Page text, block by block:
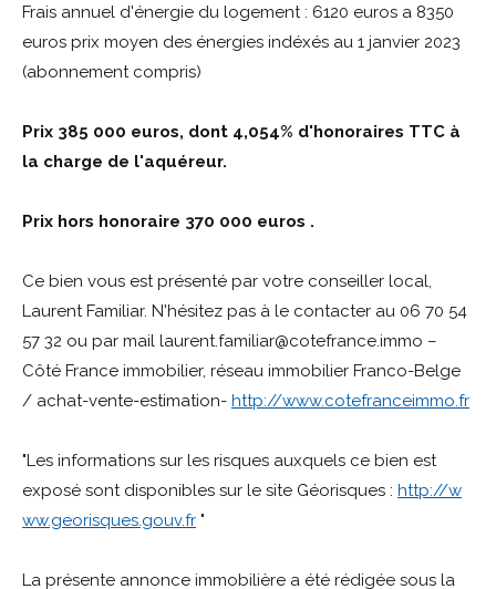
Frais annuel d'énergie du logement : 6120 euros a 8350
euros prix moyen des énergies indéxés au 1 janvier 2023
(abonnement compris)
Prix 385 000 euros, dont 4,054% d'honoraires TTC à
la charge de l'aquéreur.
Prix hors honoraire 370 000 euros .
Ce bien vous est présenté par votre conseiller local,
Laurent Familiar. N'hésitez pas à le contacter au 06 70 54
57 32 ou par mail laurent.familiar@cotefrance.immo –
Côté France immobilier, réseau immobilier Franco-Belge
/ achat-vente-estimation- http://www.cotefranceimmo.fr
"Les informations sur les risques auxquels ce bien est
exposé sont disponibles sur le site Géorisques : http://w
ww.georisques.gouv.fr "
La présente annonce immobilière a été rédigée sous la